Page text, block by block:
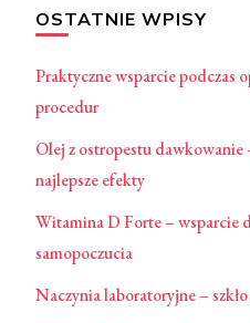
OSTATNIE WPISY
Praktyczne wsparcie podczas
procedur
Olej z ostropestu dawkowanie
najlepsze efekty
Witamina D Forte – wsparcie
samopoczucia
Naczynia laboratoryjne –